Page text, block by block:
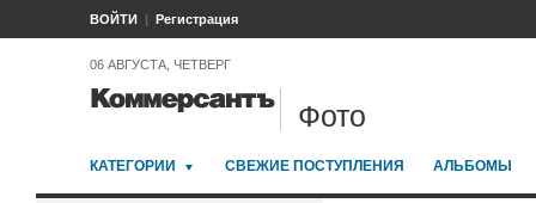
ВОЙТИ Регистрация
06 АВГУСТА, ЧЕТВЕРГ
Фото
КАТЕГОРИИ СВЕЖИЕ ПОСТУПЛЕНИЯ АЛЬБОМЫ